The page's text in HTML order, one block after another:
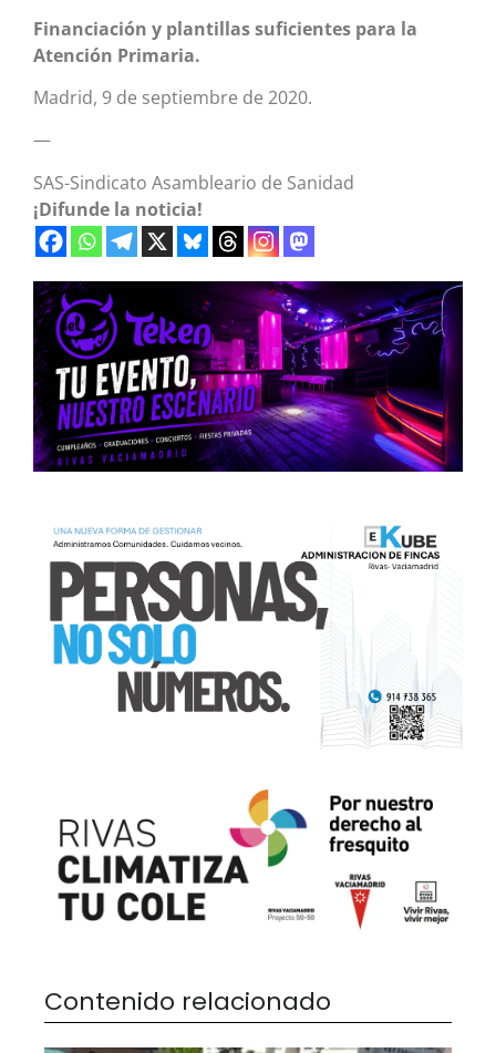
Financiación y plantillas suficientes para la
Atención Primaria.
Madrid, 9 de septiembre de 2020.
—
SAS-Sindicato Asambleario de Sanidad
¡Difunde la noticia!
Contenido relacionado